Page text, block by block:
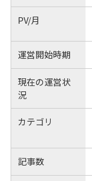
PV/月
運営開始時期
現在の運営状
況
カテゴリ
記事数